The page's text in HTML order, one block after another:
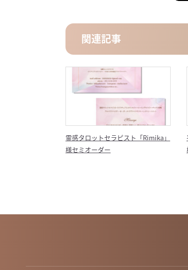
関連記事
霊感タロットセラピスト「Rimika」
様セミオーダー